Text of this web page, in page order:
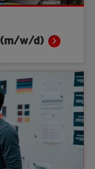
(m/w/d)